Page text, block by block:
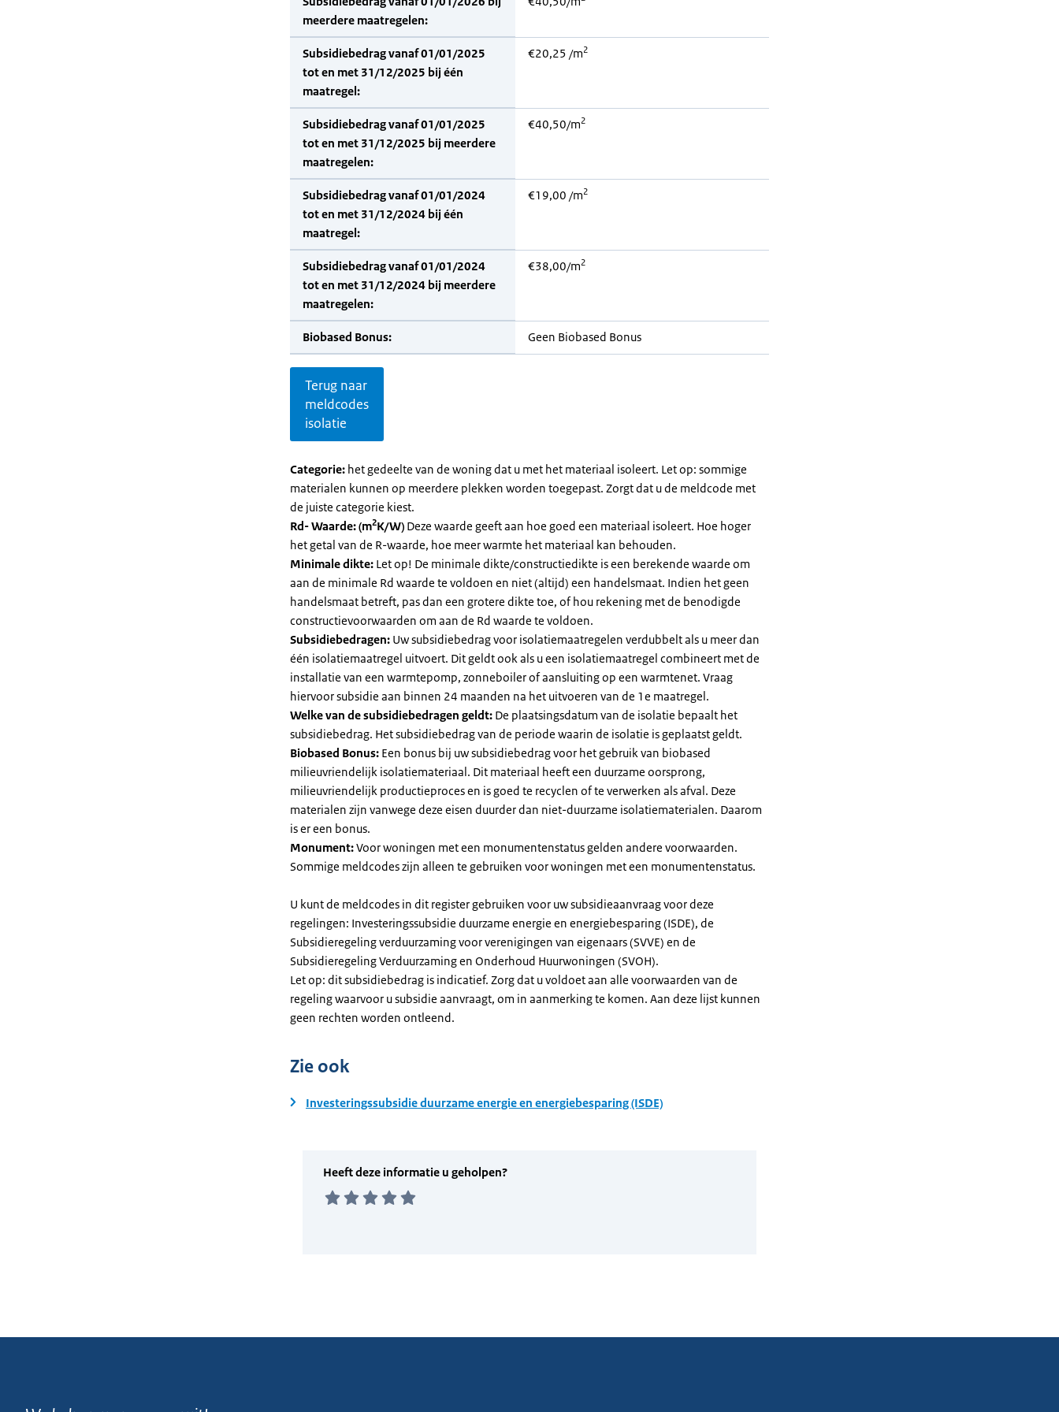
meerdere maatregelen:
Subsidiebedrag vanaf 01/01/2025
tot en met 31/12/2025 bij één
maatregel:
€20,25 /m2
Subsidiebedrag vanaf 01/01/2025
tot en met 31/12/2025 bij meerdere
maatregelen:
€40,50/m2
Subsidiebedrag vanaf 01/01/2024
tot en met 31/12/2024 bij één
maatregel:
€19,00 /m2
Subsidiebedrag vanaf 01/01/2024
tot en met 31/12/2024 bij meerdere
maatregelen:
€38,00/m2
Biobased Bonus: Geen Biobased Bonus
Terug naar
meldcodes
isolatie
Categorie: het gedeelte van de woning dat u met het materiaal isoleert. Let op: sommige
materialen kunnen op meerdere plekken worden toegepast. Zorgt dat u de meldcode met
de juiste categorie kiest.
Rd- Waarde: (m2K/W) Deze waarde geeft aan hoe goed een materiaal isoleert. Hoe hoger
het getal van de R-waarde, hoe meer warmte het materiaal kan behouden.
Minimale dikte: Let op! De minimale dikte/constructiedikte is een berekende waarde om
aan de minimale Rd waarde te voldoen en niet (altijd) een handelsmaat. Indien het geen
handelsmaat betreft, pas dan een grotere dikte toe, of hou rekening met de benodigde
constructievoorwaarden om aan de Rd waarde te voldoen.
Subsidiebedragen: Uw subsidiebedrag voor isolatiemaatregelen verdubbelt als u meer dan
één isolatiemaatregel uitvoert. Dit geldt ook als u een isolatiemaatregel combineert met de
installatie van een warmtepomp, zonneboiler of aansluiting op een warmtenet. Vraag
hiervoor subsidie aan binnen 24 maanden na het uitvoeren van de 1e maatregel.
Welke van de subsidiebedragen geldt: De plaatsingsdatum van de isolatie bepaalt het
subsidiebedrag. Het subsidiebedrag van de periode waarin de isolatie is geplaatst geldt.
Biobased Bonus: Een bonus bij uw subsidiebedrag voor het gebruik van biobased
milieuvriendelijk isolatiemateriaal. Dit materiaal heeft een duurzame oorsprong,
milieuvriendelijk productieproces en is goed te recyclen of te verwerken als afval. Deze
materialen zijn vanwege deze eisen duurder dan niet-duurzame isolatiematerialen. Daarom
is er een bonus.
Monument:Voor woningen met een monumentenstatus gelden andere voorwaarden.
Sommige meldcodes zijn alleen te gebruiken voor woningen met een monumentenstatus.
U kunt de meldcodes in dit register gebruiken voor uw subsidieaanvraag voor deze
regelingen: Investeringssubsidie duurzame energie en energiebesparing (ISDE), de
Subsidieregeling verduurzaming voor verenigingen van eigenaars (SVVE) en de
Subsidieregeling Verduurzaming en Onderhoud Huurwoningen (SVOH).
Let op: dit subsidiebedrag is indicatief. Zorg dat u voldoet aan alle voorwaarden van de
regeling waarvoor u subsidie aanvraagt, om in aanmerking te komen. Aan deze lijst kunnen
geen rechten worden ontleend.
Zie ook
Investeringssubsidie duurzame energie en energiebesparing (ISDE)